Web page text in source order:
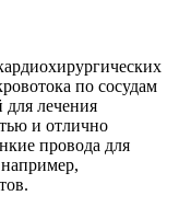
по сосудам
для лечения
и отлично
провода для